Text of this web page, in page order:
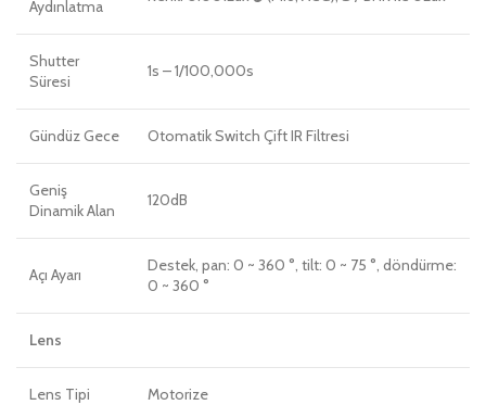
Aydınlatma
Shutter
Süresi
1s – 1/100,000s
Gündüz Gece Otomatik Switch Çift IR Filtresi
Geniş
Dinamik Alan
120dB
Açı Ayarı
Destek, pan: 0 ~ 360 °, tilt: 0 ~ 75 °, döndürme:
0 ~ 360 °
Lens
Lens Tipi Motorize